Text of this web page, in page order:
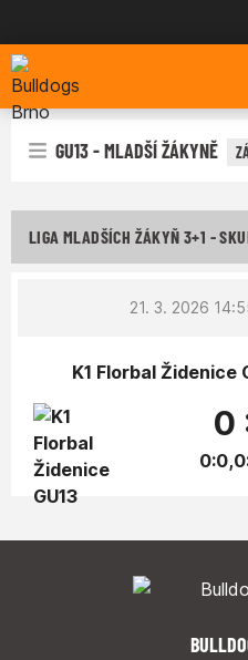
Bulldogs Brno
GU13 - MLADŠÍ ŽÁKYNĚ
LIGA MLADŠÍCH ŽÁKYŇ 3+1 -
21. 3. 2026
K1 Florbal Židenice
0